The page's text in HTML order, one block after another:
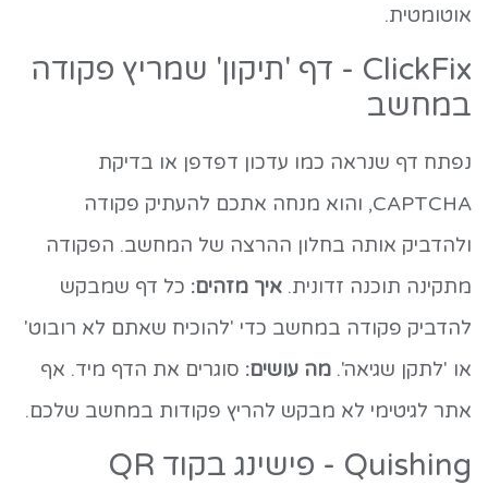
אוטומטית.
ClickFix - דף 'תיקון' שמריץ פקודה
במחשב
נפתח דף שנראה כמו עדכון דפדפן או בדיקת
CAPTCHA, והוא מנחה אתכם להעתיק פקודה
ולהדביק אותה בחלון ההרצה של המחשב. הפקודה
מתקינה תוכנה זדונית. איך מזהים: כל דף שמבקש
להדביק פקודה במחשב כדי 'להוכיח שאתם לא רובוט'
או 'לתקן שגיאה'. מה עושים: סוגרים את הדף מיד. אף
אתר לגיטימי לא מבקש להריץ פקודות במחשב שלכם.
Quishing - פישינג בקוד QR